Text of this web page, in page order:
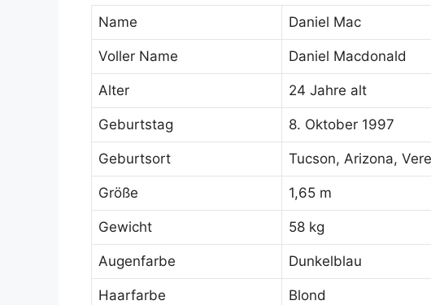
Name Daniel Mac
Voller Name Daniel Macdonald
Alter 24 Jahre alt
Geburtstag 8. Oktober 1997
Geburtsort Tucson, Arizona,
Größe 1,65 m
Gewicht 58 kg
Augenfarbe Dunkelblau
Haarfarbe Blond